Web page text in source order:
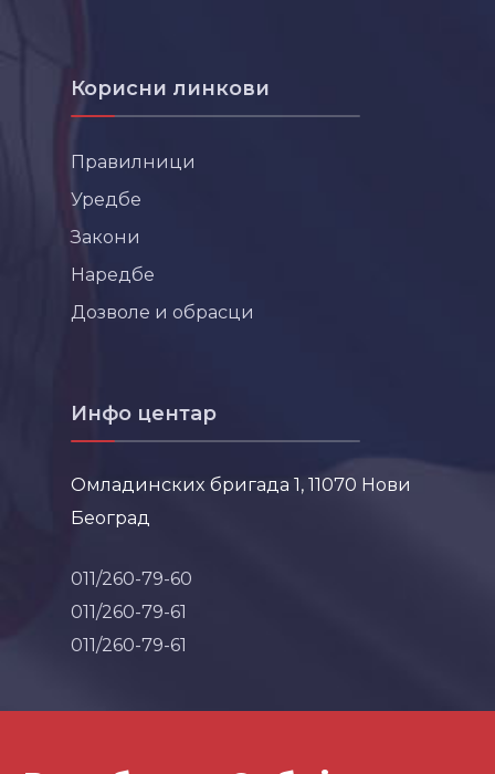
Корисни линкови
Правилници
Уредбе
Закони
Наредбе
Дозволе и обрасци
Инфо центар
Омладинских бригада 1, 11070 Нови
Београд
011/260-79-60
011/260-79-61
011/260-79-61